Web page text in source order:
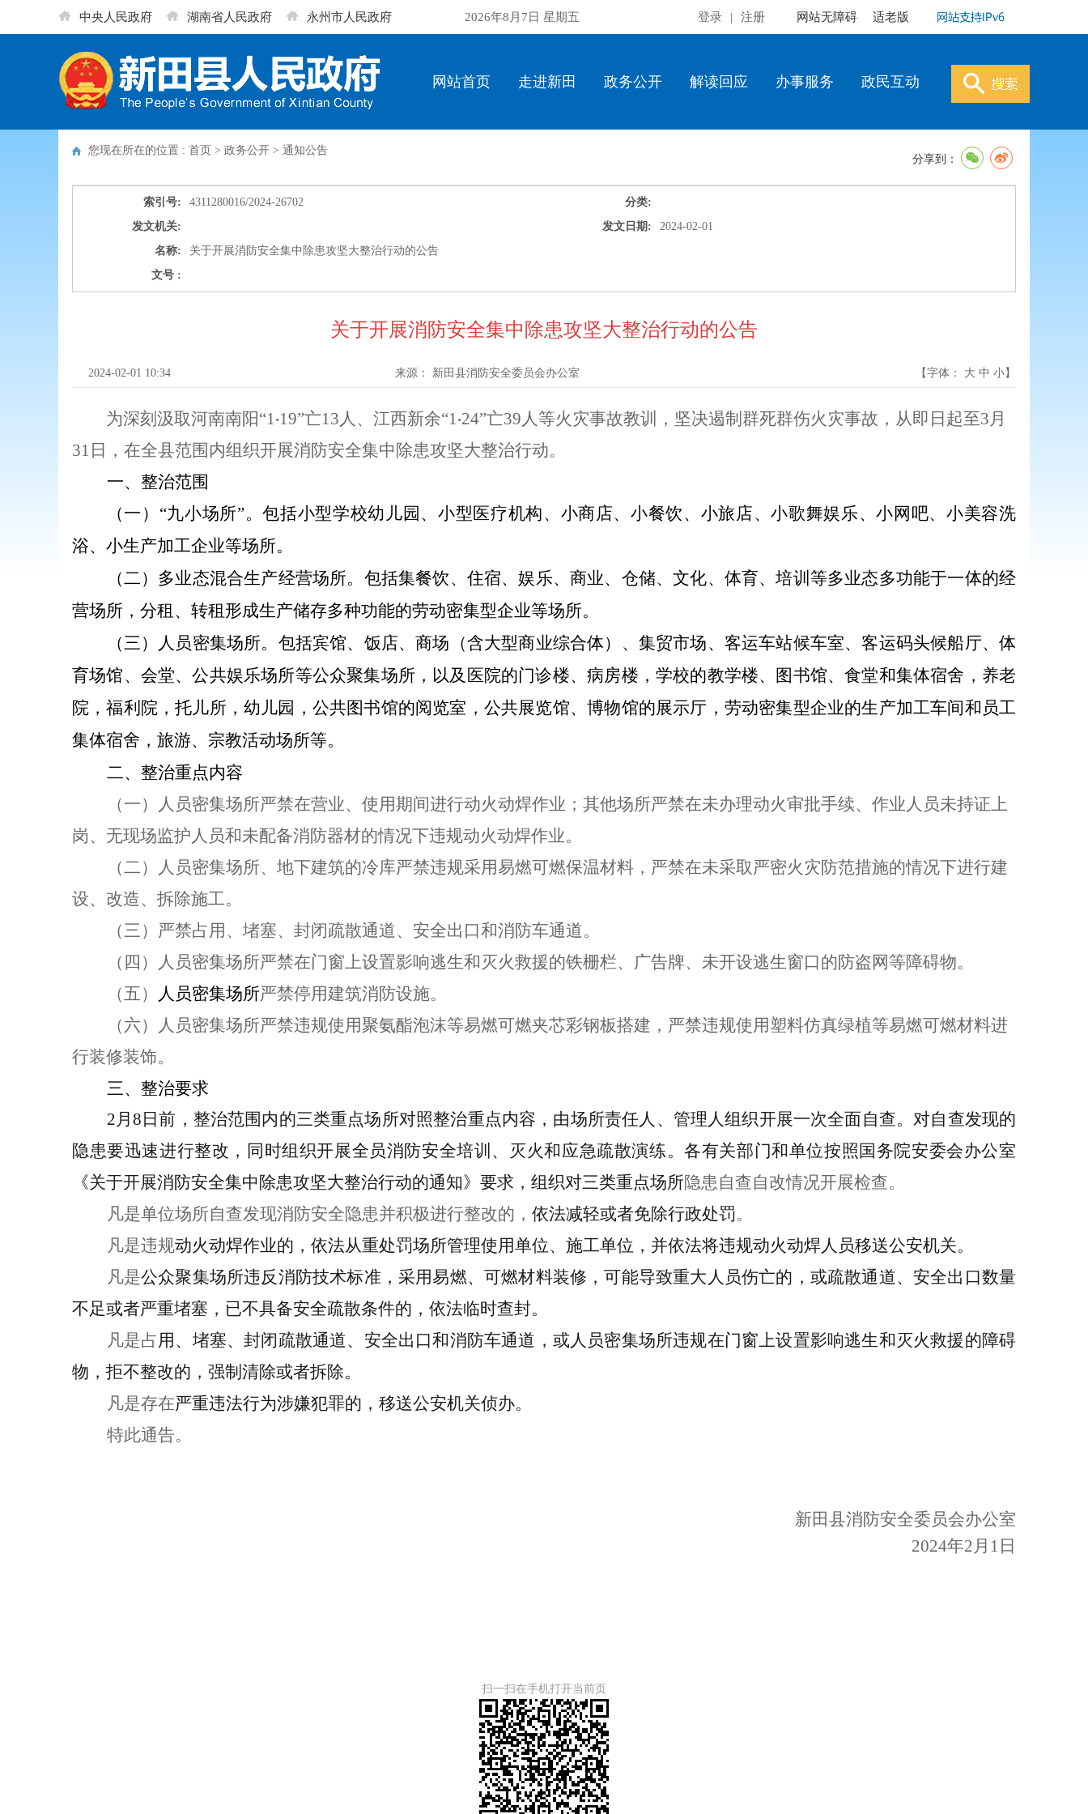
中央人民政府 湖南省人民政府 永州市人民政府 2026年8月7日 星期五 网站无障碍 适老版
登录 | 注册
网站首页 走进新田 政务公开 解读回应 办事服务 政民互动
您现在所在的位置 : 首页 > 政务公开 > 通知公告
分享到：
索引号: 4311280016/2024-26702
分类:
发文机关:
发文日期:
2024-02-01
名称:
关于开展消防安全集中除患攻坚大整治行动的公告
文号 :
关于开展消防安全集中除患攻坚大整治行动的公告
2024-02-01 10:34 来源： 新田县消防安全委员会办公室 【字体： 大 中 小】
为深刻汲取河南南阳“1·19”亡13人、江西新余“1·24”亡39人等火灾事故教训，坚决遏制群死群伤火灾事故，从即日起至3月
31 日，在全县范围内组织开展消防安全集中除患攻坚大整治行动。
一、整治范围
（一） “九小场所”。包括小型学校幼儿园、小型医疗机构、小商店、小餐饮、小旅店、小歌舞娱乐、小网吧、小美容洗
浴、小生产加工企业等场所。
（二）多业态混合生产经营场所。 包括集餐饮、住宿、娱乐、商业、仓储、文化、体育、培训等多业态多功能于一体的经
营场所，分租、转租形成生产储存多种功能的劳动密集型企业等场所。
（三）人员密集场所。 包括宾馆、饭店、商场（含大型商业综合体）、集贸市场、客运车站候车室、客运码头候船厅、体
育场馆、会堂、公共娱乐场所等公众聚集场所，以及医院的门诊楼、病房楼，学校的教学楼、图书馆、食堂和集体宿舍，养老
院，福利院，托儿所，幼儿园，公共图书馆的阅览室，公共展览馆、博物馆的展示厅，劳动密集型企业的生产加工车间和员工
集体宿舍，旅游、宗教活动场所等。
二、整治重点内容
（一）人员密集场所严禁在营业、使用期间进行动火动焊作业；其他场所严禁在未办理动火审批手续、作业人员未持证上
岗、无现场监护人员和未配备消防器材的情况下违规动火动焊作业。
（二）人员密集场所、地下建筑的冷库严禁违规采用易燃可燃保温材料，严禁在未采取严密火灾防范措施的情况下进行建
设、改造、拆除施工。
（三） 严禁占用、堵塞、封闭疏散通道、安全出口和消防车通道。
（四）人员密集场所严禁在门窗上设置影响逃生和灭火救援的铁栅栏、广告牌、未开设逃生窗口的防盗网等障碍物。
（五）
人员密集场所严禁停用建筑消防设施。
（六）人员密集场所严禁违规使用聚氨酯泡沫等易燃可燃夹芯彩钢板搭建，严禁违规使用塑料仿真绿植等易燃可燃材料进
行装修装饰。
三、整治要求
2月8 日前， 整治范围内的三类重点场所对照整治重点内容，由场所责任人、管理人组织开展一次全面自查。对自查发现的
隐患要迅速进行整改，同时组织开展全员消防安全培训、灭火和应急疏散演练。各有关部门和单位按照国务院安委会办公室
《关于开展消防安全集中除患攻坚大整治行动的通知》要求，组织对三类重点场所隐患自查自改情况开展检查。
凡是单位场所自查发现消防安全隐患并积极进行整改的， 依法减轻或者免除行政处罚。
凡是违规动火动焊作业的， 依法从重处罚场所管理使用单位、施工单位，并依法将违规动火动焊人员移送公安机关。
凡是公众聚集场所违反消防技术标准，采用易燃、可燃材料装修，可能导致重大人员伤亡的，或疏散通道、安全出口数量
不足或者严重堵塞，已不具备安全疏散条件的， 依法临时查封。
凡是占用、堵塞、封闭疏散通道、安全出口和消防车通道，或人员密集场所违规在门窗上设置影响逃生和灭火救援的障碍
物，拒不整改的， 强制清除或者拆除。
凡是存在严重违法行为涉嫌犯罪的， 移送公安机关侦办。
特此通告。
新田县消防安全委员会办公室
2024年2月 1 日
扫一扫在手机打开当前页